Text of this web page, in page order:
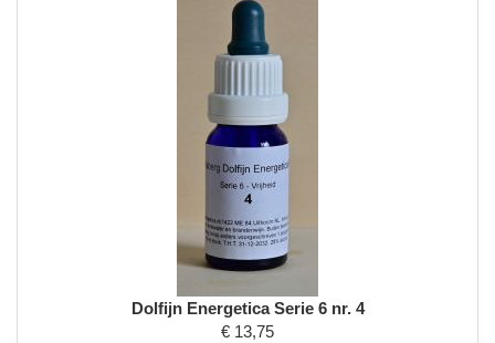
Dolfijn Energetica Serie 6 nr. 4
€ 13,75